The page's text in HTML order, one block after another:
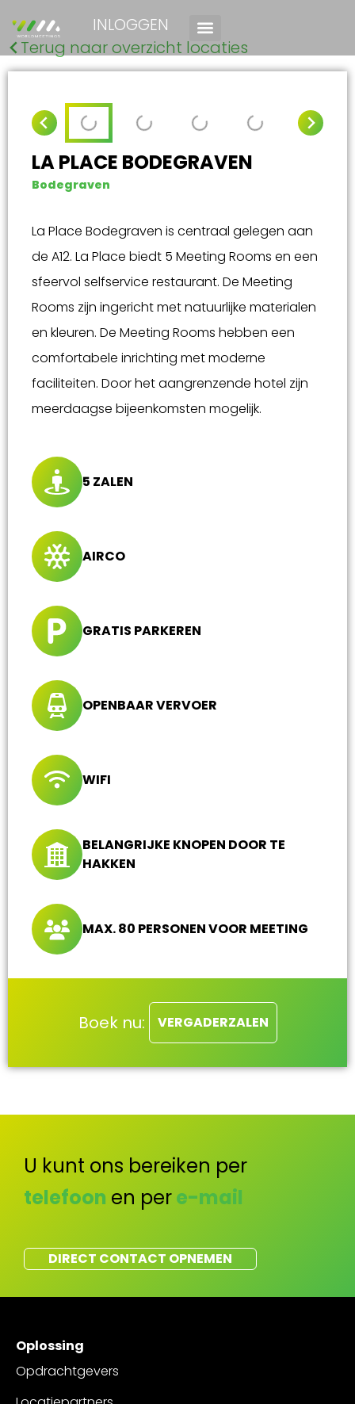
INLOGGEN
Terug naar overzicht locaties
LA PLACE BODEGRAVEN
Bodegraven
La Place Bodegraven is centraal gelegen aan
de A12. La Place biedt 5 Meeting Rooms en een
sfeervol selfservice restaurant. De Meeting
Rooms zijn ingericht met natuurlijke materialen
en kleuren. De Meeting Rooms hebben een
comfortabele inrichting met moderne
faciliteiten. Door het aangrenzende hotel zijn
meerdaagse bijeenkomsten mogelijk.
5 ZALEN
AIRCO
GRATIS PARKEREN
OPENBAAR VERVOER
WIFI
BELANGRIJKE KNOPEN DOOR TE
HAKKEN
MAX. 80 PERSONEN VOOR MEETING
Boek nu: VERGADERZALEN
U kunt ons bereiken per
telefoon en pere-mail
DIRECT CONTACT OPNEMEN
Oplossing
Opdrachtgevers